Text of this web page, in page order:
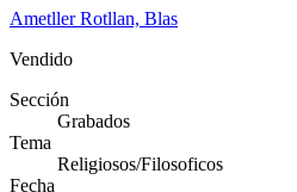
Ametller Rotllan, Blas
Vendido
Sección
Grabados
Tema
Religiosos/Filosoficos
Fecha